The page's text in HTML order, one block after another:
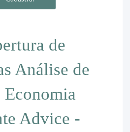
de
Análise de
Economia
Advice -